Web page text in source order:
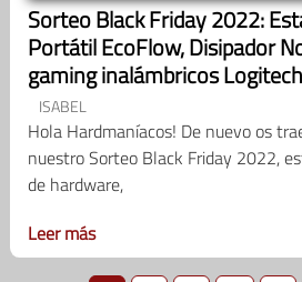
Sorteo Black Friday 2022:
Portátil EcoFlow, Disipador
gaming inalámbricos
Varta inalámbrico
ISABEL
Hola Hardmaníacos! De nuevo os
nuestro Sorteo Black Friday 2022,
de hardware,
Leer más